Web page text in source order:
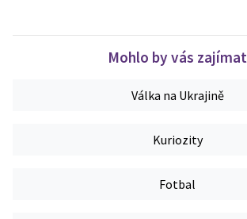
Mohlo by vás zajímat
Válka na Ukrajině
Kuriozity
Fotbal